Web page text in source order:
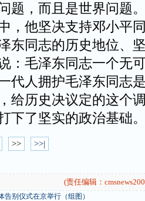
题，而且是世界问题
，他坚决支持邓小平
东同志的历史地位、
：毛泽东同志一个无
代人拥护毛泽东同志
给历史决议定的这个
下了坚实的政治基础
>> >>|
(责任编辑：
别仪式在京举行（组图）